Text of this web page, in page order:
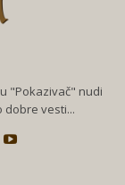
"Pokazivač" nudi
dobre vesti...